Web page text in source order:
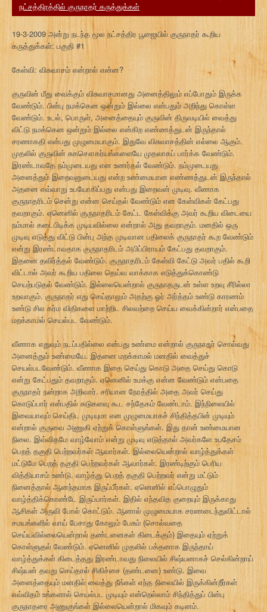
நட்சத்திரத்தில் குருநாதர் கருத்துக்கள்
19-3-2009 அன்று நடந்த மூல நட்சத்திர பூஜையில் குருநாதர் கூறிய
கருத்துக்கள்: பகுதி #1
கேள்வி: விசுவாசம் என்றால் என்ன?
குருவின் மீது வைக்கும் விசுவாசமானது அனைத்திலும் எப்போதும் இருக்க
வேண்டும். பின்பு நமக்கென ஒன்றும் இல்லை என்பதும் அறிந்து கொள்ள
வேண்டும். உடல், பொருள், அனைத்தையும் குருவின் திருவடியில் வைத்து
விட்டு நமக்கென ஒன்றும் இல்லை என்கிற எண்ணத்துடன் இருந்தால்
சரணாகதி என்பது முழுமையாகும். இதுவே விசுவாசத்தின் எல்லை ஆகும்.
முதலில் குருவின் சுகசௌகர்யங்களையே முதலாகப் பார்க்க வேண்டும்.
இரண்டாவதே நம்முடையது என உணர்தல் வேண்டும். நம்முடையது
அனைத்தும் இறைவனுடையது என்ற உண்மையான எண்ணத்துடன் இருந்தால்
அதனை எவ்வாறு உபயோகிப்பது என்பது இறைவன் முடிவு. வீணாக
குருநாதரிடம் சென்று என்ன செய்தல் வேண்டும் என கேள்விகள் கேட்பது
தவறாகும். ஏனெனில் குருநாதரிடம் கேட்ட கேள்விக்கு அவர் கூறிய விடையை
நம்மால் கடைபிடிக்க முடியவில்லை என்றால் அது தவறாகும். மனதில் ஒரு
முடிவு எடுத்து விட்டு பின்பு அந்த முடிவான பதிலைக் குருநாதர் கூற வேண்டும்
என்று இரண்டாவதாக குருநாதரிடம் அபிப்பிராயம் கேட்பது தவறாகும்.
இதனை தவிர்த்தல் வேண்டும். குருநாதரிடம் கேள்வி கேட்டு அவர் பதில் கூறி
விட்டால் அவர் கூறிய பதிலை தெய்வ வாக்காக எடுத்துக்கொண்டு
செயற்படுதல் வேண்டும். இல்லையென்றால் குருநாதருடன் உள்ள உறவு சீரில்லா
உறவாகும். குருநாதர் எது செய்தாலும் அதற்கு ஓர் அர்த்தம் உண்டு காரணம்
உண்டு சில கர்ம விதிகளை மாற்றிட சிலவற்றை செய்ய வைக்கின்றார் என்பதை
மறக்காமல் செயல்பட வேண்டும்.
வீணாக எதுவும் நடப்பதில்லை என்பது உண்மை என்றால் குருநாதர் சொல்வது
அனைத்தும் உண்மையே. இதனை மறக்காமல் மனதில் வைத்துச்
செயல்படவேண்டும். வீணாக இதை செய்து கொடு அதை செய்து கொடு
என்று கேட்பதும் தவறாகும். ஏனெனில் உமக்கு என்ன வேண்டும் என்பதை
குருநாதர் நன்றாக அறிவார். சரியான நேரத்தில் அதை அவர் செய்து
கொடுப்பார் என்பதில் கடுகளவு கூட சந்தேகம் வேண்டாம். இந்நிலையில்
இவையாவும் செய்திட முடியுமா என முழுமையாகச் சிந்தித்தபின் முடியும்
என்றால் குருவை அணுகி ஏற்றுக் கொள்ளுங்கள். இது தான் உண்மையான
நிலை. இவ்விதமே வாழ்வோம் என்று முடிவு எடுத்தால் அவர்களே உபதேசம்
பெறத் தகுதி பெற்றவர்கள் ஆவார்கள். இல்லையென்றால் வாழ்த்துக்கள்
மட்டுமே பெறத் தகுதி பெற்றவர்கள் ஆவார்கள். இரண்டிற்கும் பெரிய
வித்தியாசம் உண்டு. வாழ்த்து பெறத் தகுதி பெற்றவர் என்று மட்டும்
நினைத்தால் ஆனந்தமாக இருப்பீர்கள். ஏனெனில் எப்பொழுதும்
வாழ்த்திக்கொண்டே இருப்பார்கள். இதில் எந்தவித குறையும் இருக்காது
ஆசிகள் அருவி போல் கொட்டும். ஆனால் முழுமையாக சரணடைந்துவிட்டால்
சமயங்களில் வாய் பேசாது கோலும் பேசும் (சொல்வதை
செய்யவில்லையென்றால் தண்டனைகள் கிடைக்கும்) இதையும் ஏற்றுக்
கொள்ளுதல் வேண்டும். ஏனெனில் முதலில் பக்தனாக இருந்தாய்
வாழ்த்துக்கள் கிடைத்தது இரண்டாவது நிலையில் சிஷ்யனாகச் செல்கின்றாய்
சிஷ்யன் தவறு செய்தால் சிகிச்சை (தண்டனை) உண்டு. இவை
அனைத்தையும் மனதில் வைத்து நீங்கள் எந்த நிலையில் இருக்கின்றீர்கள்
எவ்விதம் உங்களால் செயல்பட முடியும் என்றெல்லாம் சிந்தித்துப் பின்பு
குருநாதரை அணுகுங்கள் இல்லையென்றால் மிகவும் கடினம்.